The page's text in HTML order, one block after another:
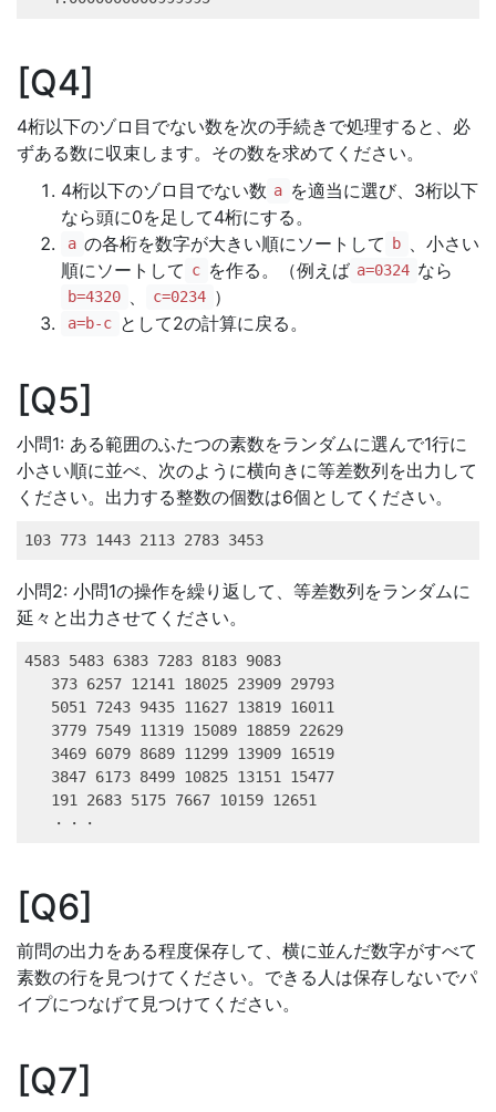
Q4
4桁以下のゾロ目でない数を次の手続きで処理すると、必
ずある数に収束します。その数を求めてください。
4桁以下のゾロ目でない数 a を適当に選び、3桁以下
なら頭に0を足して4桁にする。
a の各桁を数字が大きい順にソートして b
、小さい
順にソートして c を作る。（例えば a=0324 なら
b=4320 c=0234 ）
a=b-c として2の計算に戻る。
Q5
小問1: ある範囲のふたつの素数をランダムに選んで1行に
小さい順に並べ、次のように横向きに等差数列を出力して
ください。出力する整数の個数は6個としてください。
103 773 1443 2113 2783 3453
小問2: 小問1の操作を繰り返して、等差数列をランダムに
延々と出力させてください。
4583 5483 6383 7283 8183 9083
   373 6257 12141 18025 23909 29793
   5051 7243 9435 11627 13819 16011
   3779 7549 11319 15089 18859 22629
   3469 6079 8689 11299 13909 16519
   3847 6173 8499 10825 13151 15477
   191 2683 5175 7667 10159 12651
   ・・・
Q6
前問の出力をある程度保存して、横に並んだ数字がすべて
素数の行を見つけてください。できる人は保存しないでパ
イプにつなげて見つけてください。
Q7